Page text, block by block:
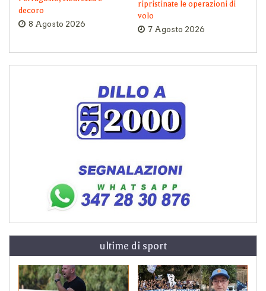
decoro
8 Agosto 2026
ripristinate le operazioni di
volo
7 Agosto 2026
ultime di sport